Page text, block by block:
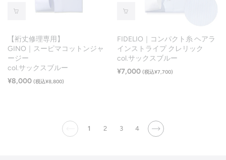
【裄丈修理専用】
GINO｜スーピマコットンジャ
ージー
col.サックスブルー
¥8,000 (税込¥8,800)
FIDELIO｜コンパクト糸 ヘアラ
インストライプ クレリック
col.サックスブルー
¥7,000 (税込¥7,700)
1 2 3 4